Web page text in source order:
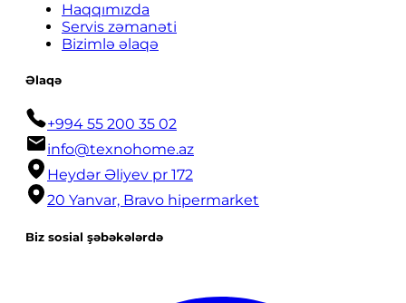
Haqqımızda
Servis zəmanəti
Bizimlə əlaqə
Əlaqə
+994 55 200 35 02
info@texnohome.az
Heydər Əliyev pr 172
20 Yanvar, Bravo hipermarket
Biz sosial şəbəkələrdə